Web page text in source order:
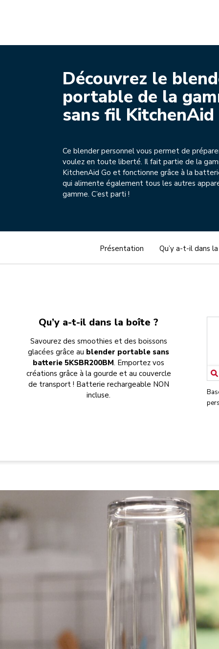
Découvrez le
portable de la
sans fil KitchenAid
Ce blender personnel vous permet de
voulez en toute liberté. Il fait partie de la
KitchenAid Go et fonctionne grâce à la
qui alimente également tous les autres
gamme. C’est parti !
Présentation Qu’y a-t-il dans
Qu’y a-t-il dans la boîte ?
Savourez des smoothies et des boissons
glacées grâce au blender portable sans
batterie 5KSBR200BM. Emportez vos
créations grâce à la gourde et au couvercle
de transport ! Batterie rechargeable NON
incluse.